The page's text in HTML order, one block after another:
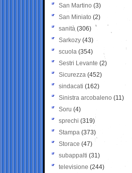
San Martino (3)
San Miniato (2)
sanità (306)
Sarkozy (43)
scuola (354)
Sestri Levante (2)
Sicurezza (452)
sindacati (162)
Sinistra arcobaleno (11)
Soru (4)
sprechi (319)
Stampa (373)
Storace (47)
subappalti (31)
televisione(244)